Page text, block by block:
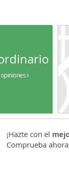
¡Hazte con el
Comprueba